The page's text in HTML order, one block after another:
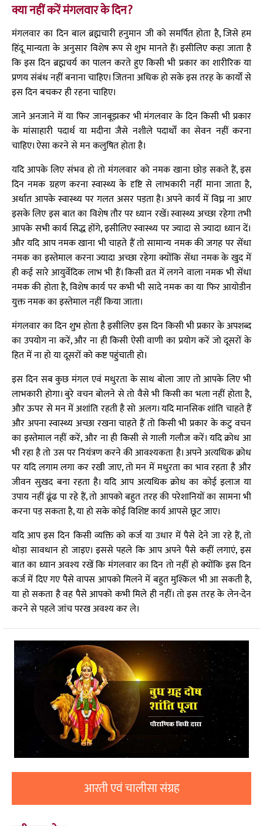
क्या नहीं करें मंगलवार के दिन?
मंगलवार का दिन बाल ब्रह्मचारी हनुमान जी को समर्पित होता है, जिसे हम
हिंदू मान्यता के अनुसार विशेष रूप से शुभ मानते हैं। इसीलिए कहा जाता है
कि इस दिन ब्रह्मचर्य का पालन करते हुए किसी भी प्रकार का शारीरिक या
प्रणय संबंध नहीं बनाना चाहिए। जितना अधिक हो सके इस तरह के कार्यों से
इस दिन बचकर ही रहना चाहिए।
जाने अनजाने में या फिर जानबूझकर भी मंगलवार के दिन किसी भी प्रकार
के मांसाहारी पदार्थ या मदीना जैसे नशीले पदार्थों का सेवन नहीं करना
चाहिए। ऐसा करने से मन कलुषित होता है।
यदि आपके लिए संभव हो तो मंगलवार को नमक खाना छोड़ सकते हैं, इस
दिन नमक ग्रहण करना स्वास्थ्य के दृष्टि से लाभकारी नहीं माना जाता है,
अर्थात आपके स्वास्थ्य पर गलत असर पड़ता है। अपने कार्य में विघ्न ना आए
इसके लिए इस बात का विशेष तौर पर ध्यान रखें। स्वास्थ्य अच्छा रहेगा तभी
आपके सभी कार्य सिद्ध होंगे, इसीलिए स्वास्थ्य पर ज्यादा से ज्यादा ध्यान दें।
और यदि आप नमक खाना भी चाहते हैं तो सामान्य नमक की जगह पर सेंधा
नमक का इस्तेमाल करना ज्यादा अच्छा रहेगा क्योंकि सेंधा नमक के खुद में
ही कई सारे आयुर्वेदिक लाभ भी हैं। किसी व्रत में लगने वाला नमक भी सेंधा
नमक की होता है, विशेष कार्य पर कभी भी सादे नमक का या फिर आयोडीन
युक्त नमक का इस्तेमाल नहीं किया जाता।
मंगलवार का दिन शुभ होता है इसीलिए इस दिन किसी भी प्रकार के अपशब्द
का उपयोग ना करें, और ना ही किसी ऐसी वाणी का प्रयोग करें जो दूसरों के
हित में ना हो या दूसरों को कष्ट पहुंचाती हो।
इस दिन सब कुछ मंगल एवं मधुरता के साथ बोला जाए तो आपके लिए भी
लाभकारी होगा। बुरे वचन बोलने से तो वैसे भी किसी का भला नहीं होता है,
और ऊपर से मन में अशांति रहती है सो अलग। यदि मानसिक शांति चाहते हैं
और अपना स्वास्थ्य अच्छा रखना चाहते हैं तो किसी भी प्रकार के कटु वचन
का इस्तेमाल नहीं करें, और ना ही किसी से गाली गलौज करें। यदि क्रोध आ
भी रहा है तो उस पर नियंत्रण करने की आवश्यकता है। अपने अत्यधिक क्रोध
पर यदि लगाम लगा कर रखी जाए, तो मन में मधुरता का भाव रहता है और
जीवन सुखद बना रहता है। यदि आप अत्यधिक क्रोध का कोई इलाज या
उपाय नहीं ढूंढ पा रहे हैं, तो आपको बहुत तरह की परेशानियों का सामना भी
करना पड़ सकता है, या हो सके कोई विशिष्ट कार्य आपसे छूट जाए।
यदि आप इस दिन किसी व्यक्ति को कर्ज या उधार में पैसे देने जा रहे हैं, तो
थोड़ा सावधान हो जाइए। इससे पहले कि आप अपने पैसे कहीं लगाएं, इस
बात का ध्यान अवश्य रखें कि मंगलवार का दिन तो नहीं हो क्योंकि इस दिन
कर्ज में दिए गए पैसे वापस आपको मिलने में बहुत मुश्किल भी आ सकती है,
या हो सकता है वह पैसे आपको कभी मिले ही नहीं। तो इस तरह के लेन-देन
करने से पहले जांच परख अवश्य कर ले।
आरती एवं चालीसा संग्रह